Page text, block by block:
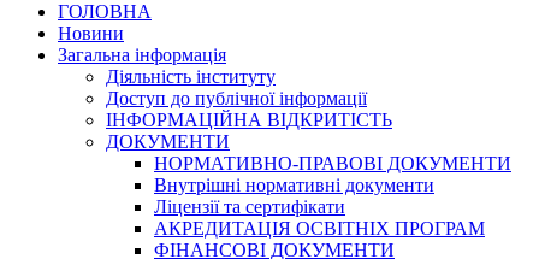
ГОЛОВНА
Новини
Загальна інформація
Діяльність інституту
Доступ до публічної інформації
ІНФОРМАЦІЙНА ВІДКРИТІСТЬ
ДОКУМЕНТИ
НОРМАТИВНО-ПРАВОВІ ДОКУМЕНТИ
Внутрішні нормативні документи
Ліцензії та сертифікати
АКРЕДИТАЦІЯ ОСВІТНІХ ПРОГРАМ
ФІНАНСОВІ ДОКУМЕНТИ